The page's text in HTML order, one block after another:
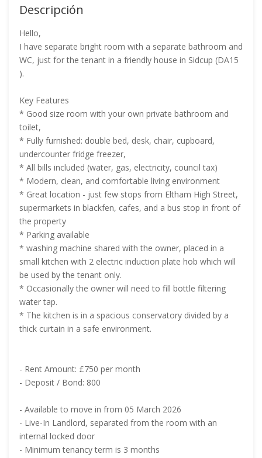
Descripción
Hello,
I have separate bright room with a separate bathroom and
WC, just for the tenant in a friendly house in Sidcup (DA15
).
Key Features
* Good size room with your own private bathroom and
toilet,
* Fully furnished: double bed, desk, chair, cupboard,
undercounter fridge freezer,
* All bills included (water, gas, electricity, council tax)
* Modern, clean, and comfortable living environment
* Great location - just few stops from Eltham High Street,
supermarkets in blackfen, cafes, and a bus stop in front of
the property
* Parking available
* washing machine shared with the owner, placed in a
small kitchen with 2 electric induction plate hob which will
be used by the tenant only.
* Occasionally the owner will need to fill bottle filtering
water tap.
* The kitchen is in a spacious conservatory divided by a
thick curtain in a safe environment.
- Rent Amount: £750 per month
- Deposit / Bond: 800
- Available to move in from 05 March 2026
- Live-In Landlord, separated from the room with an
internal locked door
- Minimum tenancy term is 3 months